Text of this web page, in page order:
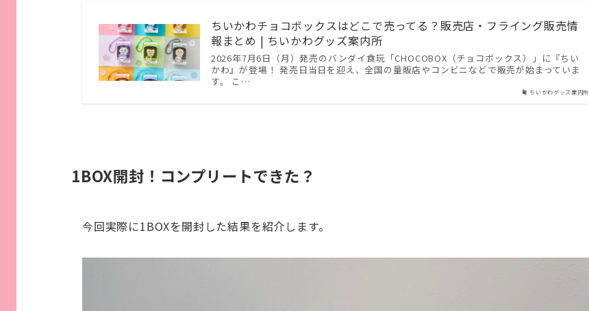
ちいかわグッズ案内所
ちいかわチョコボックスはどこで売ってる？販売店・フライング販売情
報まとめ | ちいかわグッズ案内所
2026年7月6日（月）発売のバンダイ食玩「CHOCOBOX（チョコボックス）」に『ちい
かわ』が登場！ 発売日当日を迎え、全国の量販店やコンビニなどで販売が始まっていま
す。 こ…
1BOX開封！コンプリートできた？
今回実際に1BOXを開封した結果を紹介します。